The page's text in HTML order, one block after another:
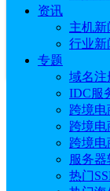
资讯
主机新
行业新
专题
域名注
IDC服
跨境电
跨境电
跨境电
服务
热门
访问官网
服务商介绍：
业提供多个地区
服务。其基础设
Lightlayer 6
2660/16G独服由
化带宽；与此同
双路E5等主力配
化带宽。本次活
点进行硬核升级